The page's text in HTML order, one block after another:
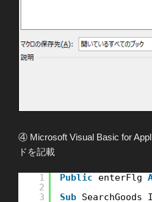
④ Microsoft Visual Basic for
ドを記載
1
2
3
Public enterFlg
Sub